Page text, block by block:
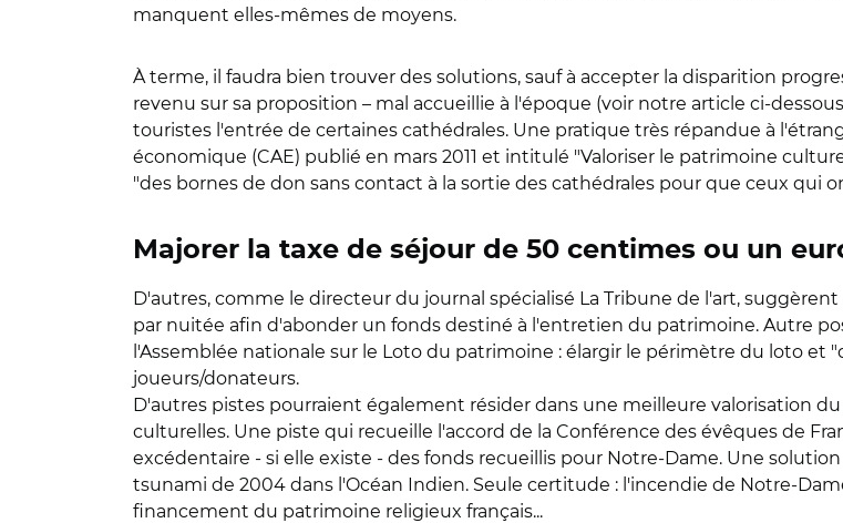
manquent elles-mêmes de moyens.
À terme, il faudra bien trouver des solutions, sauf à accepter la disparition
revenu sur sa proposition – mal accueillie à l'époque (voir notre article ci-
touristes l'entrée de certaines cathédrales. Une pratique très répandue à
économique (CAE) publié en mars 2011 et intitulé "Valoriser le patrimoine
"des bornes de don sans contact à la sortie des cathédrales pour que ceux qui
Majorer la taxe de séjour de 50 centimes ou un
D'autres, comme le directeur du journal spécialisé La Tribune de l'art,
par nuitée afin d'abonder un fonds destiné à l'entretien du patrimoine. Autre
l'Assemblée nationale sur le Loto du patrimoine : élargir le périmètre du loto
joueurs/donateurs.
D'autres pistes pourraient également résider dans une meilleure valorisation
culturelles. Une piste qui recueille l'accord de la Conférence des évêques de
excédentaire - si elle existe - des fonds recueillis pour Notre-Dame. Une
tsunami de 2004 dans l'Océan Indien. Seule certitude : l'incendie de Notre-
financement du patrimoine religieux français...